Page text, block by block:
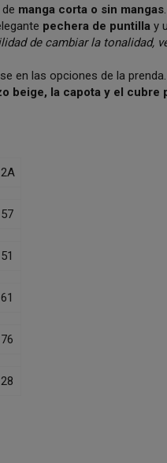
manga corta o sin mangas
pechera de puntilla y
de cambiar la tonalidad,
en las opciones de la
beige, la capota y el cubre
2A
57
51
61
76
28